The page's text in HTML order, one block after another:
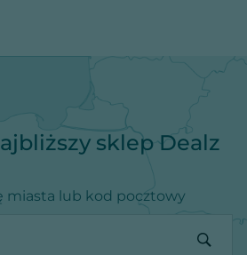
sklep Dealz
miasta lub kod pocztowy